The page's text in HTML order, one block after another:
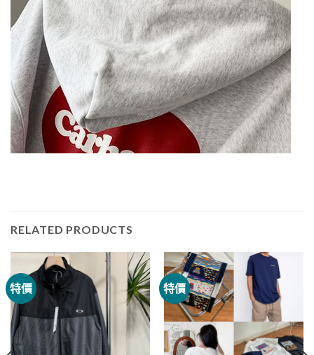
RELATED PRODUCTS
特價 特價